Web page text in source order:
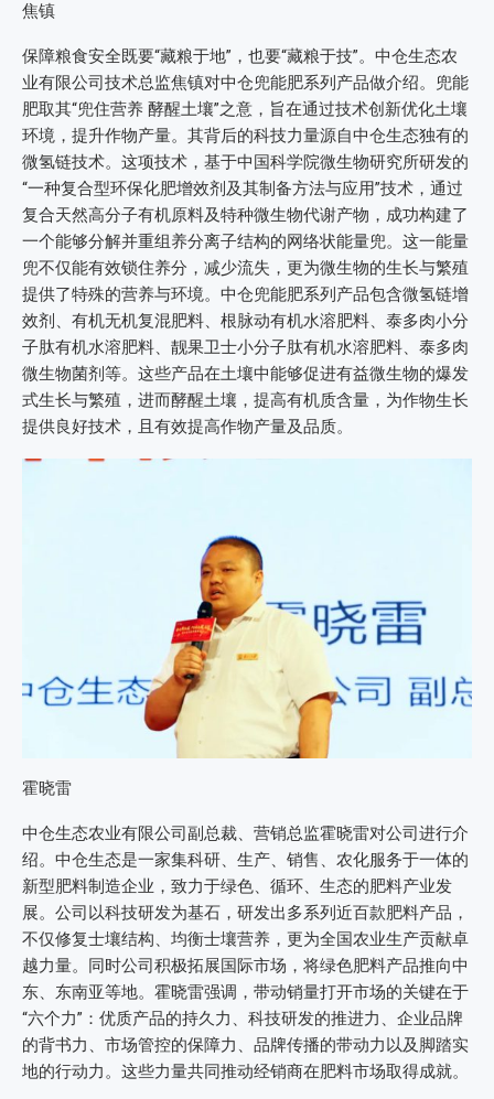
焦镇
保障粮食安全既要“藏粮于地”，也要“藏粮于技”。中仓生态农
业有限公司技术总监焦镇对中仓兜能肥系列产品做介绍。兜能
肥取其“兜住营养 酵醒土壤”之意，旨在通过技术创新优化土壤
环境，提升作物产量。其背后的科技力量源自中仓生态独有的
微氢链技术。这项技术，基于中国科学院微生物研究所研发的
“一种复合型环保化肥增效剂及其制备方法与应用”技术，通过
复合天然高分子有机原料及特种微生物代谢产物，成功构建了
一个能够分解并重组养分离子结构的网络状能量兜。这一能量
兜不仅能有效锁住养分，减少流失，更为微生物的生长与繁殖
提供了特殊的营养与环境。中仓兜能肥系列产品包含微氢链增
效剂、有机无机复混肥料、根脉动有机水溶肥料、泰多肉小分
子肽有机水溶肥料、靓果卫士小分子肽有机水溶肥料、泰多肉
微生物菌剂等。这些产品在土壤中能够促进有益微生物的爆发
式生长与繁殖，进而酵醒土壤，提高有机质含量，为作物生长
提供良好技术，且有效提高作物产量及品质。
霍晓雷
中仓生态农业有限公司副总裁、营销总监霍晓雷对公司进行介
绍。中仓生态是一家集科研、生产、销售、农化服务于一体的
新型肥料制造企业，致力于绿色、循环、生态的肥料产业发
展。公司以科技研发为基石，研发出多系列近百款肥料产品，
不仅修复士壤结构、均衡士壤营养，更为全国农业生产贡献卓
越力量。同时公司积极拓展国际市场，将绿色肥料产品推向中
东、东南亚等地。霍晓雷强调，带动销量打开市场的关键在于
“六个力”：优质产品的持久力、科技研发的推进力、企业品牌
的背书力、市场管控的保障力、品牌传播的带动力以及脚踏实
地的行动力。这些力量共同推动经销商在肥料市场取得成就。